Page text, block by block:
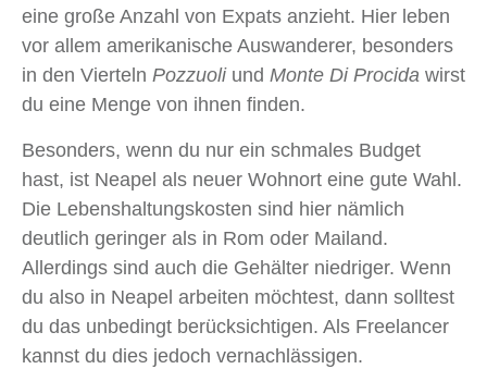
eine große Anzahl von Expats anzieht. Hier leben
vor allem amerikanische Auswanderer, besonders
in den Vierteln Pozzuoliund Monte Di Procida wirst
du eine Menge von ihnen finden.
Besonders, wenn du nur ein schmales Budget
hast, ist Neapel als neuer Wohnort eine gute Wahl.
Die Lebenshaltungskosten sind hier nämlich
deutlich geringer als in Rom oder Mailand.
Allerdings sind auch die Gehälter niedriger. Wenn
du also in Neapel arbeiten möchtest, dann solltest
du das unbedingt berücksichtigen. Als Freelancer
kannst du dies jedoch vernachlässigen.